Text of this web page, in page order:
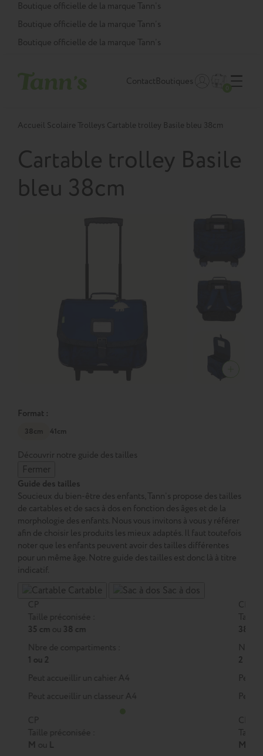
Panneau de gestion des cookies
Boutique officielle de la marque Tann’s
Boutique officielle de la marque Tann’s
Boutique officielle de la marque Tann’s
ContactBoutiques
Accueil Scolaire Trolleys Cartable trolley Basile bleu 38cm
Cartable trolley Basile
bleu 38cm
Format :
38cm 41cm
Découvrir notre guide des tailles
Fermer
Guide des tailles
Soucieux du bien-être des enfants, Tann’s propose des tailles
de cartables et de sacs à dos en fonction des âges et de la
morphologie des enfants. Nous vous invitons à vous y référer
afin de choisir les produits les mieux adaptés. Il faut toutefois
noter que les enfants peuvent avoir des tailles différentes
pour un même âge. Notre guide des tailles est donc là à titre
indicatif.
Cartable Sac à dos
CP
Taille préconisée :
35 cm ou 38 cm
Nbre de compartiments :
1 ou 2
Peut accueillir un cahier A4
Peut accueillir un classeur A4
CE1
Taille
38 cm
Nbre
2
Peut
Peut
CP
Taille préconisée :
M ou L
CE1
Taille
M